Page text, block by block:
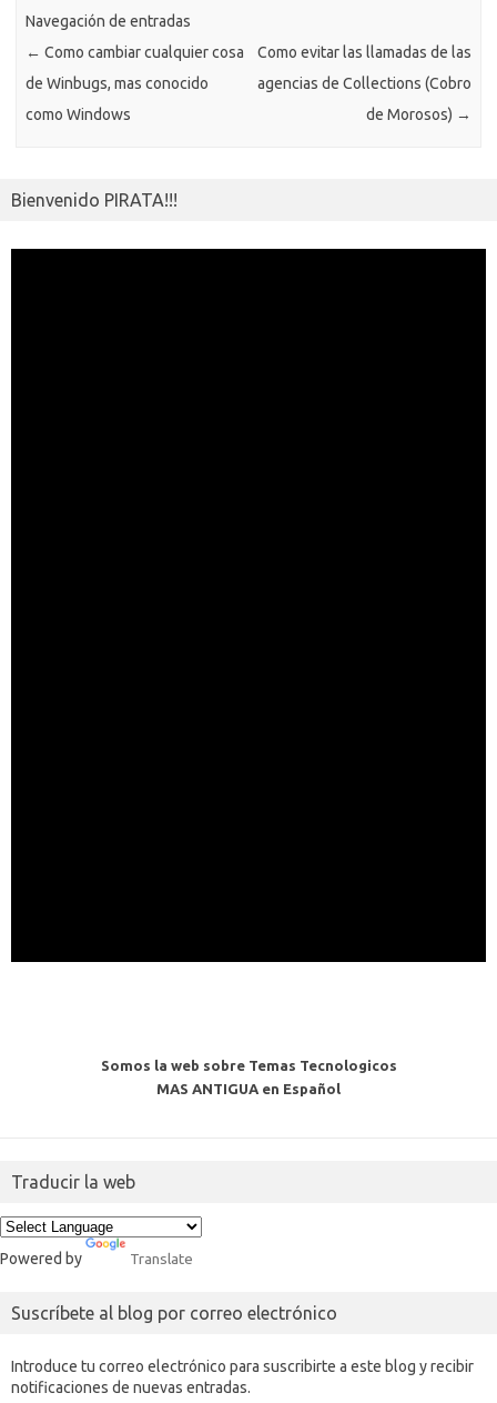
i
ti
r
Navegación de entradas
← Como cambiar cualquier cosa
de Winbugs, mas conocido
como Windows
Como evitar las llamadas de las
agencias de Collections (Cobro
de Morosos) →
Bienvenido PIRATA!!!
Somos la web sobre Temas Tecnologicos
MAS ANTIGUA en Español
Traducir la web
Powered by Translate
Suscríbete al blog por correo electrónico
Introduce tu correo electrónico para suscribirte a este blog y recibir
notificaciones de nuevas entradas.